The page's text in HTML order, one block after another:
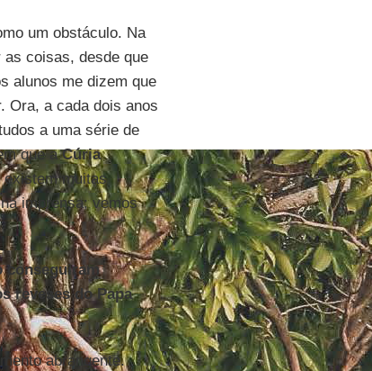
um obstáculo. Na
coisas, desde que
alunos me dizem que
Ora, a cada dois anos
a uma série de
que aCúria
existem muitas
imprensa; vemos
conseguiram
reveses do Papa
abrangente.